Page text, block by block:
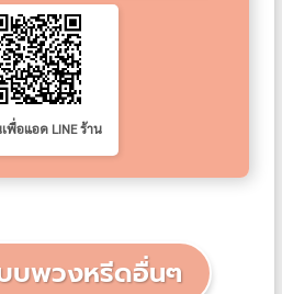
พื่อแอด LINE ร้าน
บพวงหรีดอื่นๆ